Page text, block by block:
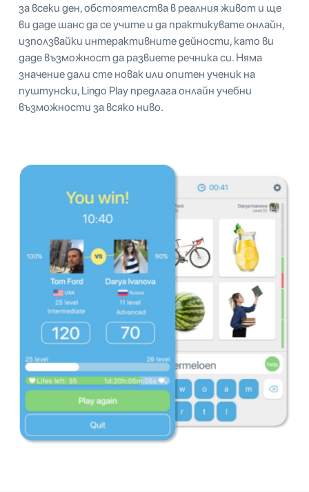
за всеки ден, обстоятелства в реалния живот и ще
ви даде шанс да се учите и да практикувате онлайн,
използвайки интерактивните дейности, като ви
даде възможност да развиете речника си. Няма
значение дали сте новак или опитен ученик на
пуштунски, Lingo Play предлага онлайн учебни
възможности за всяко ниво.